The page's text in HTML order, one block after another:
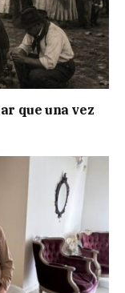
que una vez